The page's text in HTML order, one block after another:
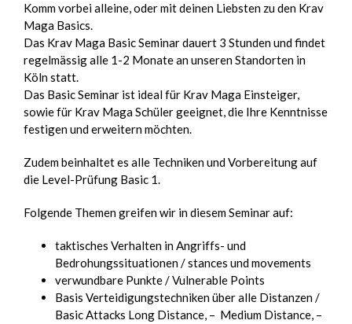
Komm vorbei alleine, oder mit deinen Liebsten zu den Krav
Maga Basics.
Das Krav Maga Basic Seminar dauert 3 Stunden und findet
regelmässig alle 1-2 Monate an unseren Standorten in
Köln statt.
Das Basic Seminar ist ideal für Krav Maga Einsteiger,
sowie für Krav Maga Schüler geeignet, die Ihre Kenntnisse
festigen und erweitern möchten.
Zudem beinhaltet es alle Techniken und Vorbereitung auf
die Level-Prüfung Basic 1.
Folgende Themen greifen wir in diesem Seminar auf:
taktisches Verhalten in Angriffs- und
Bedrohungssituationen / stances und movements
verwundbare Punkte / Vulnerable Points
Basis Verteidigungstechniken über alle Distanzen /
Basic Attacks Long Distance, – Medium Distance, –